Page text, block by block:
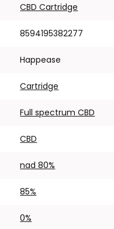
CBD Cartridge
8594195382277
Happease
Cartridge
Full spectrum CBD
CBD
nad 80%
85%
0%